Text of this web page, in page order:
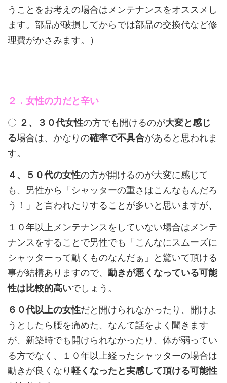
うことをお考えの場合はメンテナンスをオススメし
ます。部品が破損してからでは部品の交換代など修
理費がかさみます。）
２．女性の力だと辛い
〇 ２、３０代女性の方でも開けるのが大変と感じ
る場合は、かなりの確率で不具合があると思われま
す。
４、５０代の女性の方が開けるのが大変に感じて
も、男性から「シャッターの重さはこんなもんだろ
う！」と言われたりすることが多いと思いますが、
１０年以上メンテナンスをしていない場合はメンテ
ナンスをすることで男性でも「こんなにスムーズに
シャッターって動くものなんだぁ」と驚いて頂ける
事が結構ありますので、 動きが悪くなっている可能
性は比較的高いでしょう。
６０代以上の女性だと開けられなかったり、開けよ
うとしたら腰を痛めた、なんて話をよく聞きます
が、新築時でも開けられなかったり、体が弱ってい
る方でなく、１０年以上経ったシャッターの場合は
動きが良くなり軽くなったと実感して頂ける可能性